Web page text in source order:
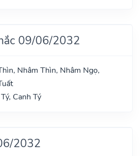
09/06/2032
Nhâm Thìn, Nhâm Ngọ,
Canh Tý
2032